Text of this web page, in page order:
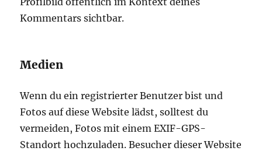
Kommentars sichtbar.
Medien
Wenn du ein registrierter Benutzer bist und
Fotos auf diese Website lädst, solltest du
vermeiden, Fotos mit einem EXIF-GPS-
Standort hochzuladen. Besucher dieser Website